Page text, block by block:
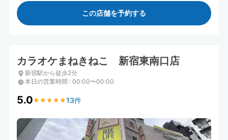
この店舗を予約する
カラオケまねきねこ 新宿東南口店
新宿駅から徒歩2分
本日の営業時間 : 00:00〜00:00
5.0★ ★ ★ ★ ★
★ ★ ★ ★ ★13件